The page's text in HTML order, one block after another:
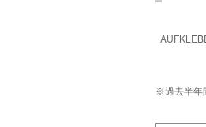
※過去半年